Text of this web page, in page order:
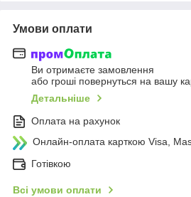
Умови оплати
Ви отримаєте замовлення
або гроші повернуться на вашу
Детальніше
Оплата на рахунок
Онлайн-оплата карткою Visa,
Готівкою
Всі умови оплати